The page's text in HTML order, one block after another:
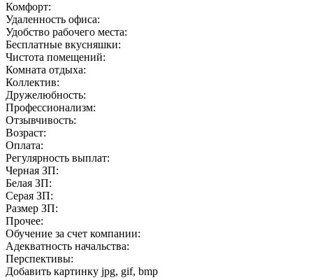
Комфорт:
Удаленность офиса:
Удобство рабочего места:
Бесплатные вкусняшки:
Чистота помещений:
Комната отдыха:
Коллектив:
Дружелюбность:
Профессионализм:
Отзывчивость:
Возраст:
Оплата:
Регулярность выплат:
Черная ЗП:
Белая ЗП:
Серая ЗП:
Размер ЗП:
Прочее:
Обучение за счет компании:
Адекватность начальства:
Перспективы:
Добавить картинку jpg, gif, bmp